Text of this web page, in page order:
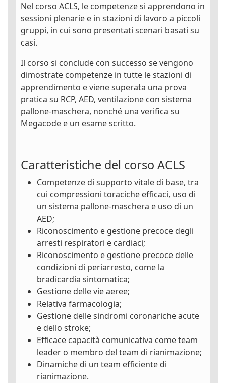
Nel corso ACLS, le competenze si apprendono in
sessioni plenarie e in stazioni di lavoro a piccoli
gruppi, in cui sono presentati scenari basati su
casi.
Il corso si conclude con successo se vengono
dimostrate competenze in tutte le stazioni di
apprendimento e viene superata una prova
pratica su RCP, AED, ventilazione con sistema
pallone-maschera, nonché una verifica su
Megacode e un esame scritto.
Caratteristiche del corso ACLS
Competenze di supporto vitale di base, tra
cui compressioni toraciche efficaci, uso di
un sistema pallone-maschera e uso di un
AED;
Riconoscimento e gestione precoce degli
arresti respiratori e cardiaci;
Riconoscimento e gestione precoce delle
condizioni di periarresto, come la
bradicardia sintomatica;
Gestione delle vie aeree;
Relativa farmacologia;
Gestione delle sindromi coronariche acute
e dello stroke;
Efficace capacità comunicativa come team
leader o membro del team di rianimazione;
Dinamiche di un team efficiente di
rianimazione.